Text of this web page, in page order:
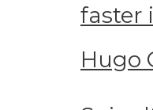
faster
Hugo